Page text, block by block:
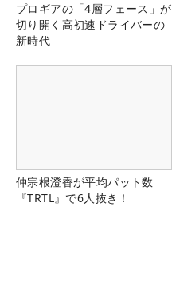
プロギアの「4層フェース」が
切り開く高初速ドライバーの
新時代
仲宗根澄香が平均パット数
『TRTL』で6人抜き！